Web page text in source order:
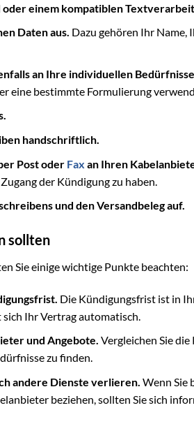
einem kompatiblen
Daten aus. Dazu gehören Ihr Name,
an Ihre individuellen Bedürfnisse
eine bestimmte Formulierung
handschriftlich.
Post oder Fax an Ihren
der Kündigung zu haben.
und den Versandbeleg auf.
sollten
Sie einige wichtige Punkte beachten:
Die Kündigungsfrist ist in
Ihr Vertrag automatisch.
und Angebote. Vergleichen Sie
zu finden.
andere Dienste verlieren. Wenn Sie
beziehen, sollten Sie sich